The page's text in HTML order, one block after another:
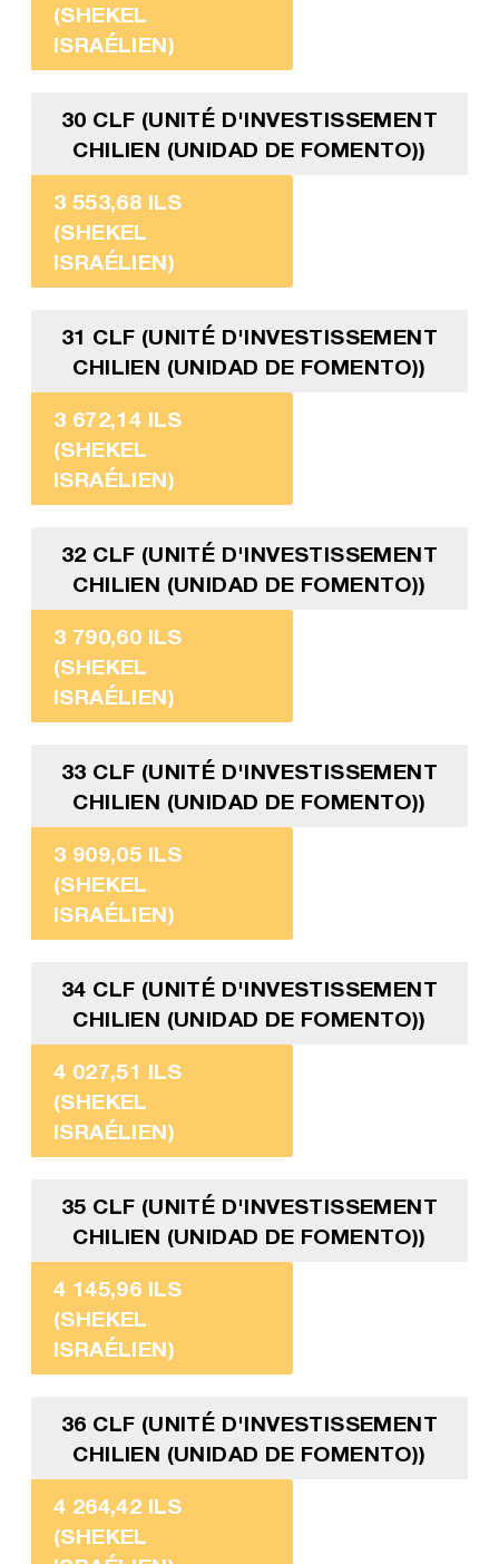
(SHEKEL
ISRAÉLIEN)
30 CLF (UNITÉ D'INVESTISSEMENT
CHILIEN (UNIDAD DE FOMENTO))
3 553,68 ILS
(SHEKEL
ISRAÉLIEN)
31 CLF (UNITÉ D'INVESTISSEMENT
CHILIEN (UNIDAD DE FOMENTO))
3 672,14 ILS
(SHEKEL
ISRAÉLIEN)
32 CLF (UNITÉ D'INVESTISSEMENT
CHILIEN (UNIDAD DE FOMENTO))
3 790,60 ILS
(SHEKEL
ISRAÉLIEN)
33 CLF (UNITÉ D'INVESTISSEMENT
CHILIEN (UNIDAD DE FOMENTO))
3 909,05 ILS
(SHEKEL
ISRAÉLIEN)
34 CLF (UNITÉ D'INVESTISSEMENT
CHILIEN (UNIDAD DE FOMENTO))
4 027,51 ILS
(SHEKEL
ISRAÉLIEN)
35 CLF (UNITÉ D'INVESTISSEMENT
CHILIEN (UNIDAD DE FOMENTO))
4 145,96 ILS
(SHEKEL
ISRAÉLIEN)
36 CLF (UNITÉ D'INVESTISSEMENT
CHILIEN (UNIDAD DE FOMENTO))
4 264,42 ILS
(SHEKEL